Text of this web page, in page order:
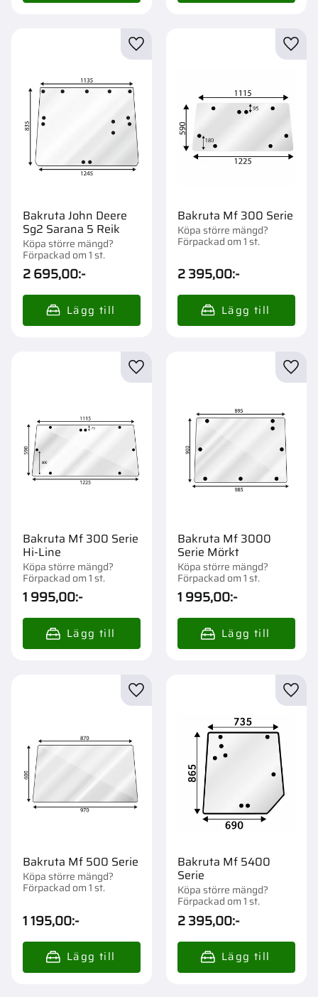
Bakruta John Deere
Sg2 Sarana 5 Reik
Köpa större mängd?
Förpackad om 1 st.
2 695,00:-
Lägg till i favoriter
Bakruta Mf 300 Serie
Köpa större mängd?
Förpackad om 1 st.
2 395,00:-
Bakruta Mf 300 Serie
Hi-Line
Köpa större mängd?
Förpackad om 1 st.
1 995,00:-
Lägg till i favoriter
Bakruta Mf 3000
Serie Mörkt
Köpa större mängd?
Förpackad om 1 st.
1 995,00:-
Bakruta Mf 500 Serie
Köpa större mängd?
Förpackad om 1 st.
1 195,00:-
Lägg till i favoriter
Bakruta Mf 5400
Serie
Köpa större mängd?
Förpackad om 1 st.
2 395,00:-